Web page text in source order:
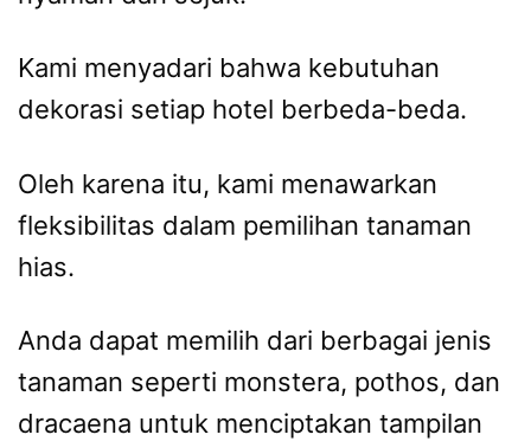
Kami menyadari bahwa kebutuhan
dekorasi setiap hotel berbeda-beda.
Oleh karena itu, kami menawarkan
fleksibilitas dalam pemilihan tanaman
hias.
Anda dapat memilih dari berbagai jenis
tanaman seperti monstera, pothos, dan
dracaena untuk menciptakan tampilan